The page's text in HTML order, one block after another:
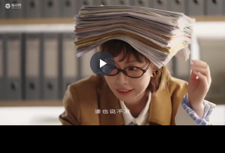
Play
Video